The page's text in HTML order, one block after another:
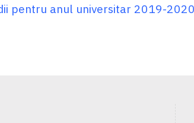
pentru anul universitar 2019-2020